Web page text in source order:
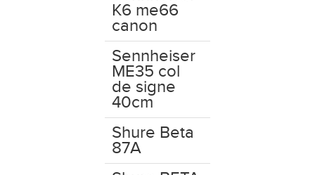
K6 me66
canon
Sennheiser
ME35 col
de signe
40cm
Shure Beta
87A